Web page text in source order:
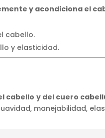
y acondiciona el
cabello.
y elasticidad.
cabello y del cuero
manejabilidad,